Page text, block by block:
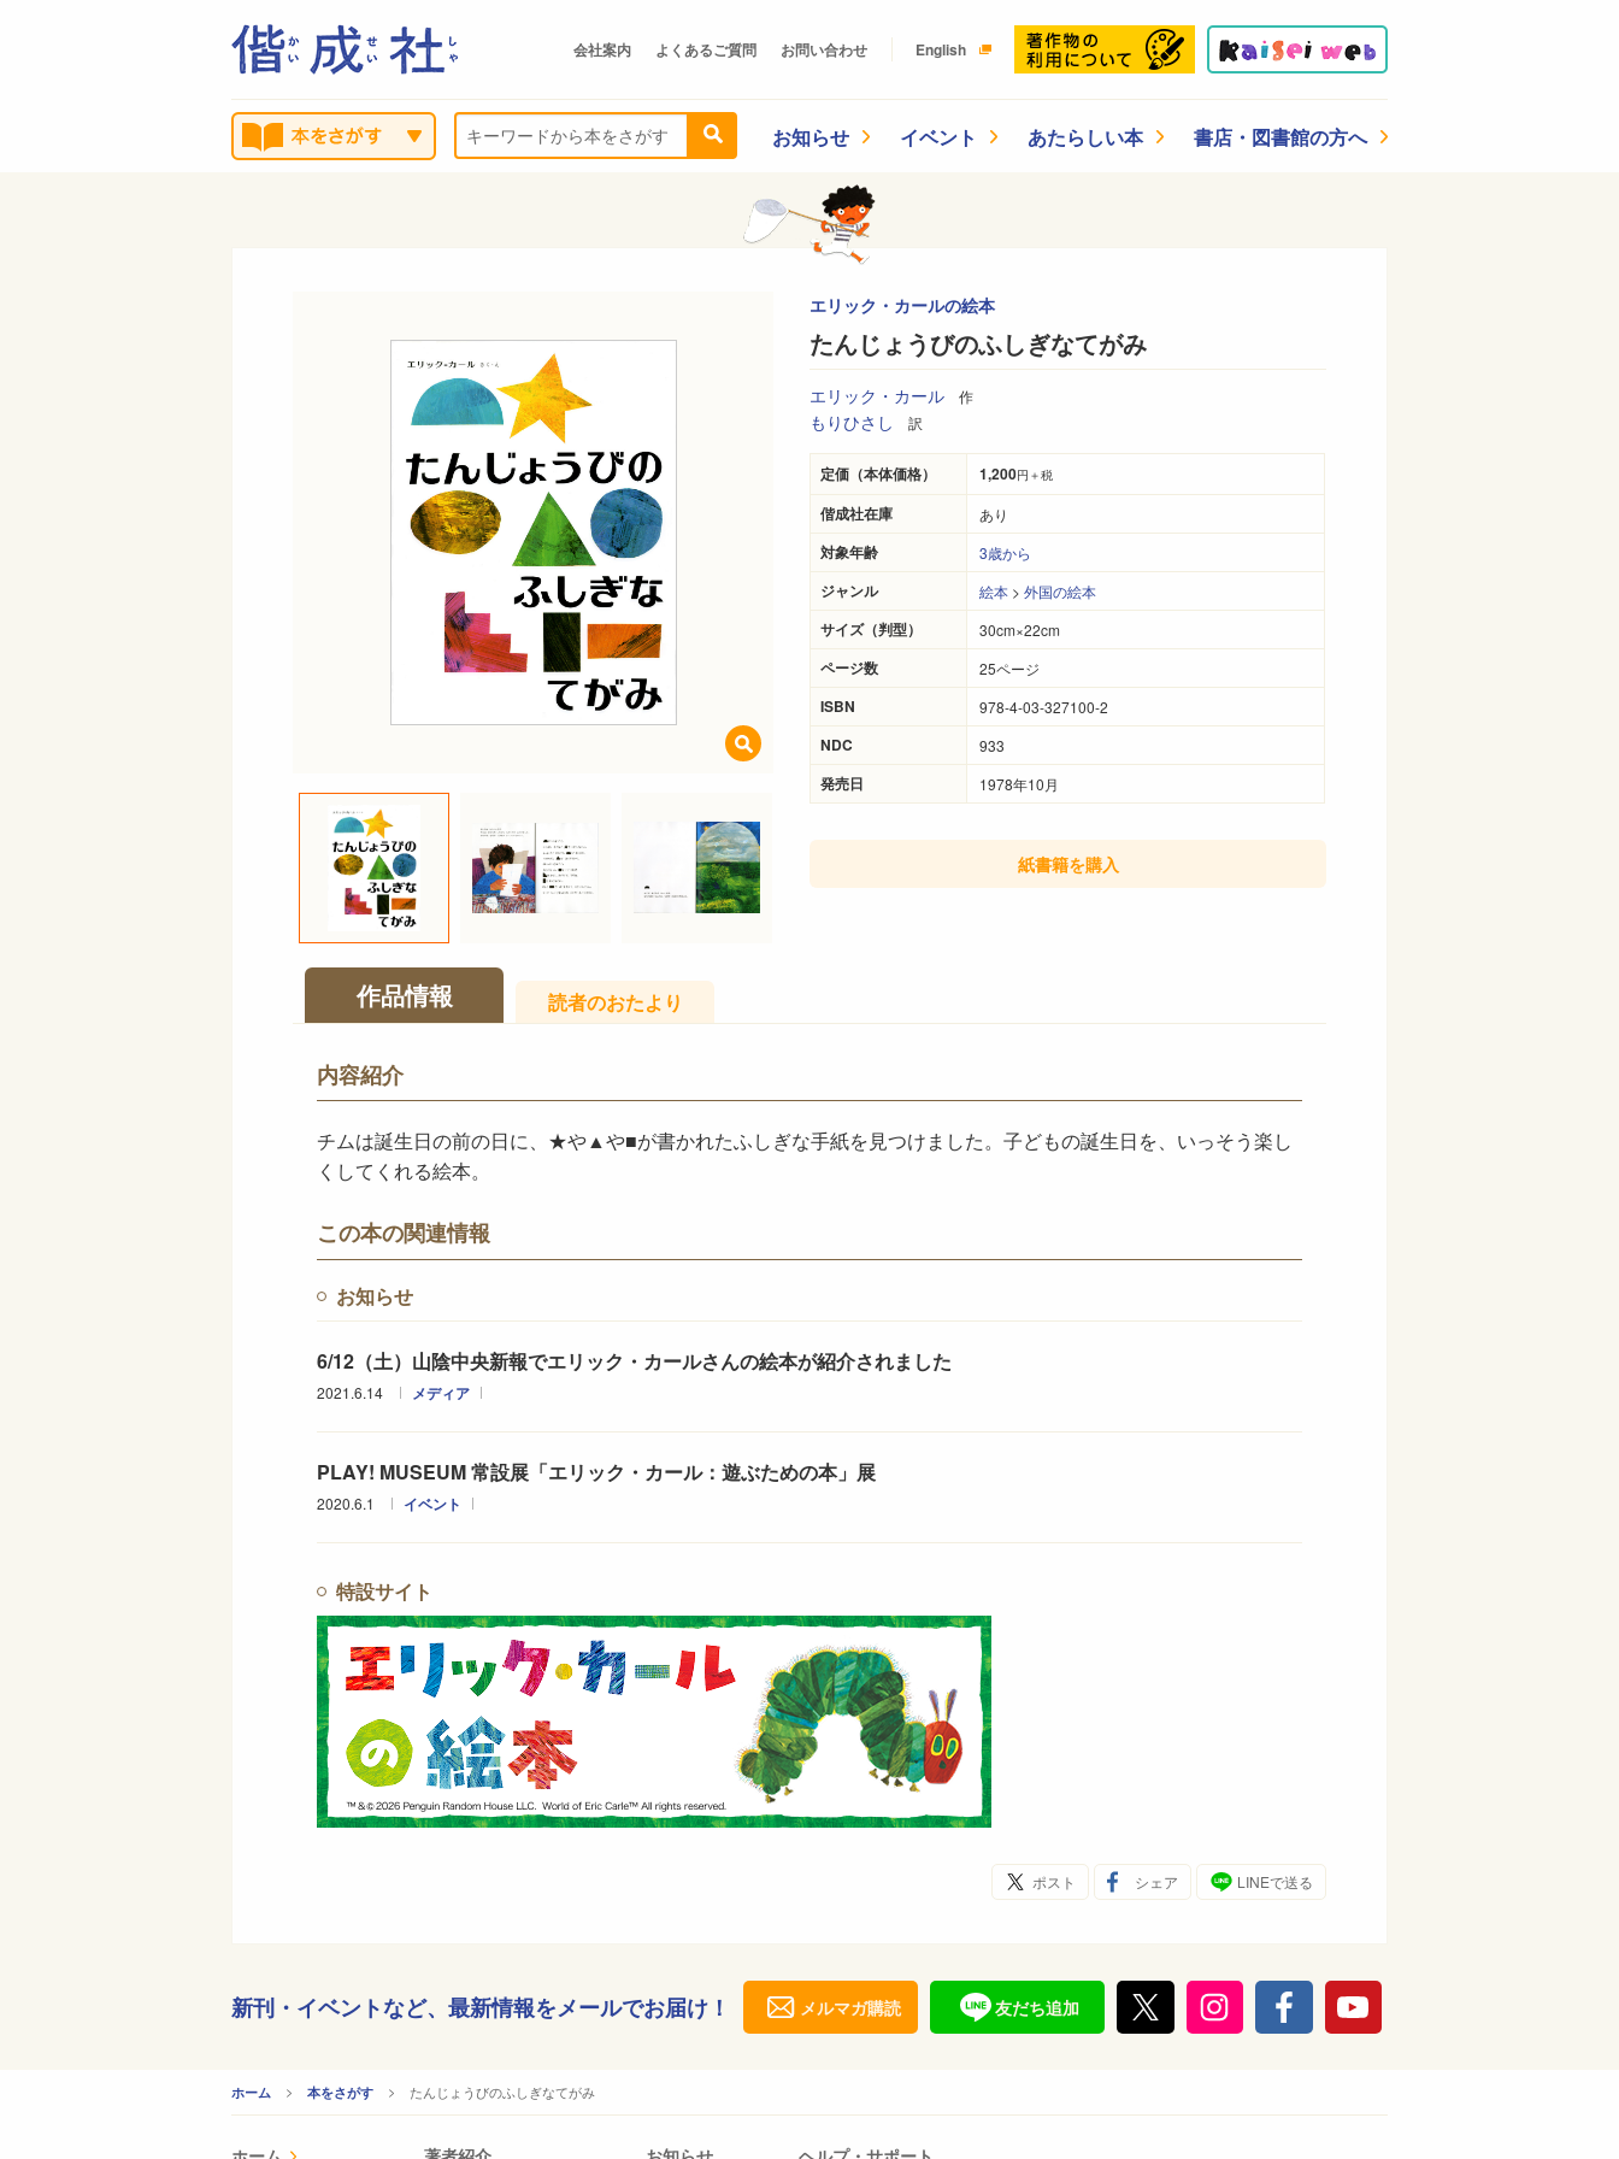
会社案内 よくあるご質問 お問い合わせ English
お知らせ イベント あたらしい本 書店・図書館の方へ
エリック・カールの絵本
たんじょうびのふしぎなてがみ
エリック・カール 作
もりひさし 訳
定価（本体価格） 1,200円＋税
偕成社在庫 あり
対象年齢 3歳から
ジャンル 絵本 >外国の絵本
サイズ（判型） 30cm×22cm
ページ数 25ページ
ISBN 978-4-03-327100-2
NDC 933
発売日 1978年10月
紙書籍を購入
作品情報 読者のおたより
内容紹介
チムは誕生日の前の日に、★や▲や■が書かれたふしぎな手紙を見つけました。子どもの誕生日を、いっそう楽し
くしてくれる絵本。
この本の関連情報
お知らせ
6/12（土）山陰中央新報でエリック・カールさんの絵本が紹介されました
2021.6.14 メディア
PLAY! MUSEUM 常設展「エリック・カール：遊ぶための本」展
2020.6.1 イベント
特設サイト
ポスト シェア LINEで送る
新刊・イベントなど、 最新情報をメールでお届け！ メルマガ購読 友だち追加
ホーム 本をさがす CURRENT:
たんじょうびのふしぎなてがみ